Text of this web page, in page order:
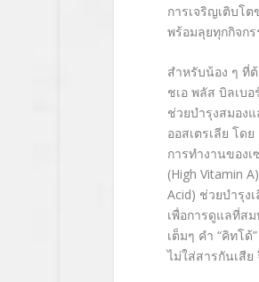
การเจริญเติบโ
พร้อมลุยทุกกิจกร
สำหรับน้อง ๆ ที่
ชเอ พลัส บิลเบอ
ช่วยบำรุงสมอง
ออสเตรเลีย โด
การทำงานของ
(High Vitamin
Acid) ช่วยบำรุง
เพื่อการดูแลที่ส
เต็มๆ คำ “คิทโ
ไม่ใส่สารกันเสี